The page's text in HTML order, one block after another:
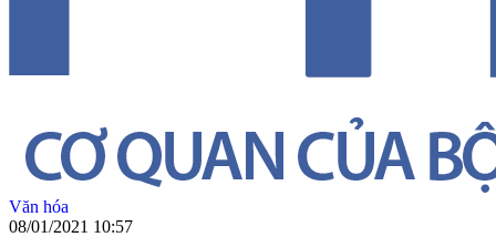
Văn hóa
08/01/2021 10:57